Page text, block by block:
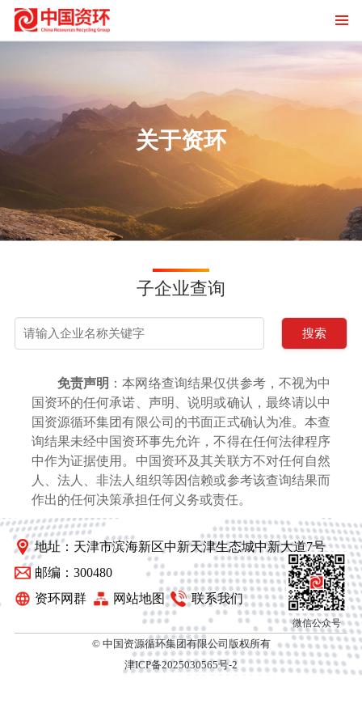
关于资环
子企业查询
搜索
免责声明 ：本网络查询结果仅供参考，不视为中
国资环的任何承诺、声明、说明或确认，最终请以中
国资源循环集团有限公司的书面正式确认为准。本查
询结果未经中国资环事先允许，不得在任何法律程序
中作为证据使用。中国资环及其关联方不对任何自然
人、法人、非法人组织等因信赖或参考该查询结果而
作出的任何决策承担任何义务或责任。
地址：天津市滨海新区中新天津生态城中新大道7号
邮编：300480
资环网群
网站地图 联系我们
© 中国资源循环集团有限公司版权所有
津ICP备2025030565号-2
微信公众号